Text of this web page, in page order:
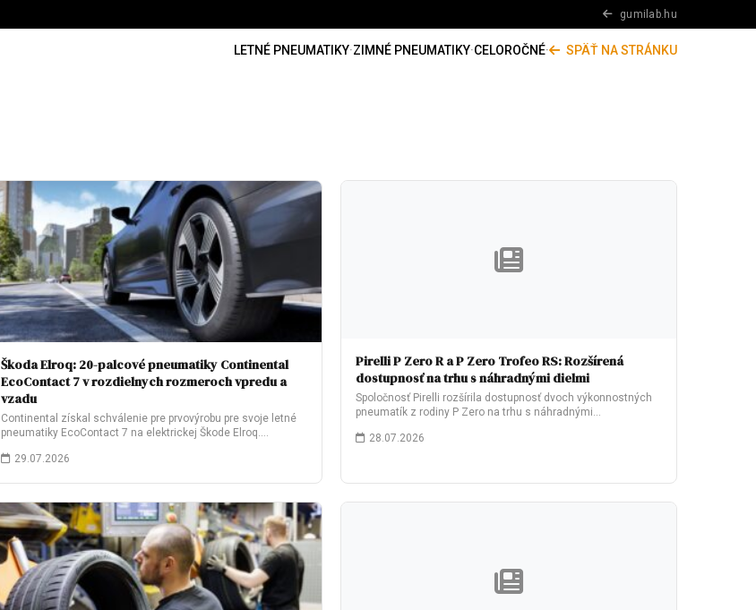
gumilab.hu
LETNÉ PNEUMATIKY·ZIMNÉ PNEUMATIKY·CELOROČNÉ· SPÄŤ NA STRÁNKU
Škoda Elroq: 20-palcové pneumatiky Continental
EcoContact 7 v rozdielnych rozmeroch vpredu a
vzadu
Continental získal schválenie pre prvovýrobu pre svoje letné
pneumatiky EcoContact 7 na elektrickej Škode Elroq.…
29.07.2026
Pirelli P Zero R a P Zero Trofeo RS: Rozšírená
dostupnosť na trhu s náhradnými dielmi
Spoločnosť Pirelli rozšírila dostupnosť dvoch výkonnostných
pneumatík z rodiny P Zero na trhu s náhradnými…
28.07.2026